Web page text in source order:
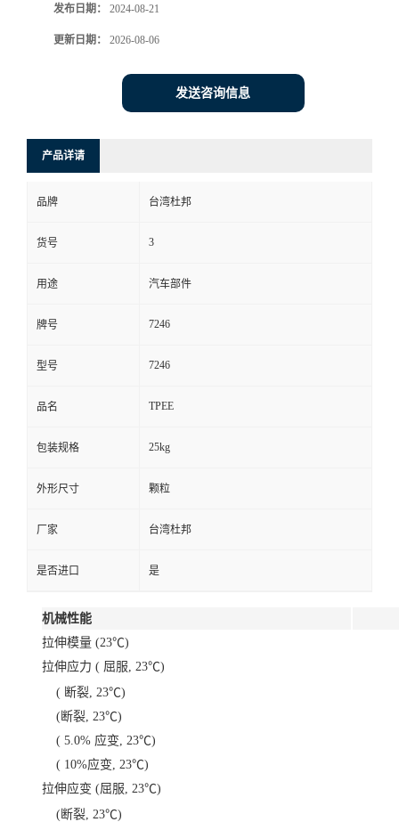
发布日期： 2024-08-21
更新日期： 2026-08-06
发送咨询信息
产品详请
品牌 台湾杜邦
货号 3
用途 汽车部件
牌号 7246
型号 7246
品名 TPEE
包装规格 25kg
外形尺寸 颗粒
厂家 台湾杜邦
是否进口 是
机械性能
拉伸模量 (23℃)
拉伸应力 ( 屈服, 23℃)
( 断裂, 23℃)
(断裂, 23℃)
( 5.0% 应变, 23℃)
( 10%应变, 23℃)
拉伸应变 (屈服, 23℃)
(断裂, 23℃)